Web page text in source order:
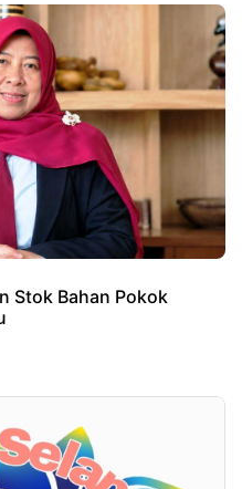
Stok Bahan Pokok